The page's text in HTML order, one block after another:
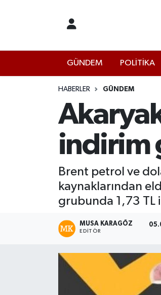
GÜNDEM POLİTİKA
HABERLER GÜNDEM
indirim
Brent petrol ve
kaynaklarından
grubunda 1,73 TL
MUSA KARAGÖZ
EDITÖR
İstanbul Hava Durumu
İstanbul Namaz Vakitleri
İstanbul Trafik Yoğunluk Haritası
Süper Lig Puan Durumu ve Fikstür
Tüm Manşetler
Son Dakika Haberleri
Haber Arşivi